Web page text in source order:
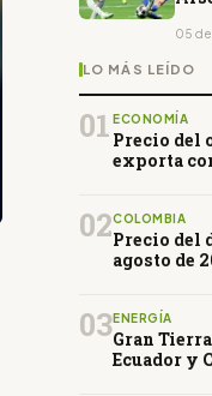
05 de
LO MÁS LEÍDO
01 ECONOMÍA
Precio del
exporta
02COLOMBIA
Precio del
agosto de
03ENERGÍA
Gran
Ecuador y